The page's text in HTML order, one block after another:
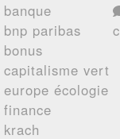
banque
bnp paribas
bonus
capitalisme vert
europe écologie
finance
krach